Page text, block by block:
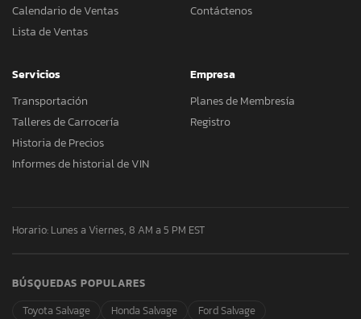
Calendario de Ventas
Lista de Ventas
Contáctenos
Servicios
Transportación
Talleres de Carrocería
Historia de Precios
Informes de historial de VIN
Empresa
Planes de Membresía
Registro
Horario: Lunes a Viernes, 8 AM a 5 PM EST
BÚSQUEDAS POPULARES
Toyota Salvage
Honda Salvage Ford Salvage